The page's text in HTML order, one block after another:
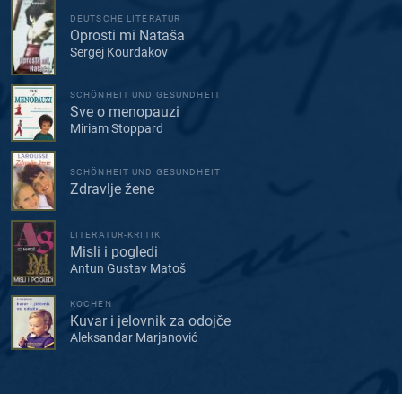
DEUTSCHE LITERATUR
Oprosti mi Nataša
Sergej Kourdakov
SCHÖNHEIT UND GESUNDHEIT
Sve o menopauzi
Miriam Stoppard
SCHÖNHEIT UND GESUNDHEIT
Zdravlje žene
LITERATUR-KRITIK
Misli i pogledi
Antun Gustav Matoš
KOCHEN
Kuvar i jelovnik za odojče
Aleksandar Marjanović